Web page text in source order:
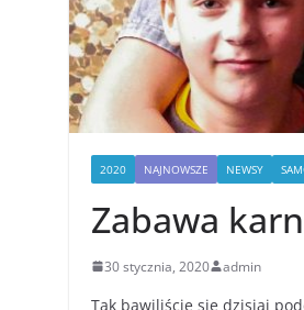
2020 NAJNOWSZE NEWSY
Zabawa
30 stycznia, 2020 admin
Tak bawiliście się dzisiaj